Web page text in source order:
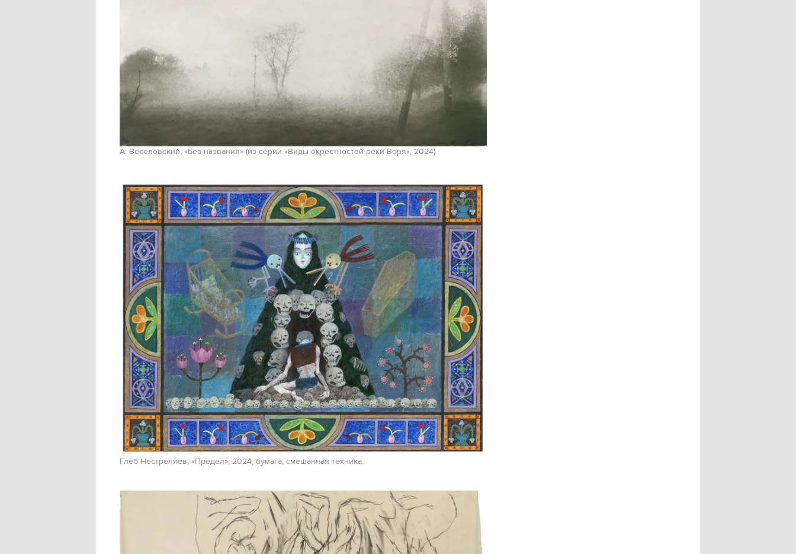
А. Веселовский, «Без названия» (из серии «Виды окрестностей реки Воря», 2024).
Глеб Нестреляев, «Предел», 2024, бумага, смешанная техника.